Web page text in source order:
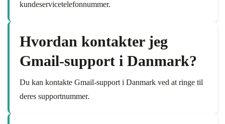
kundeservicetelefonnummer.
Hvordan kontakter jeg
Gmail-support i Danmark?
Du kan kontakte Gmail-support i Danmark ved at ringe til
deres supportnummer.